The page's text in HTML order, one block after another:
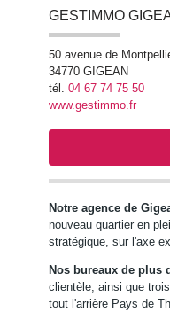
GESTIMMO
50 avenue de
34770 GIGEAN
tél.04 67 74 75 50
www.gestimmo.fr
Notre agence de
nouveau quartier en
stratégique, sur l'axe
Nos bureaux de plus
clientèle, ainsi que
tout l'arrière Pays de